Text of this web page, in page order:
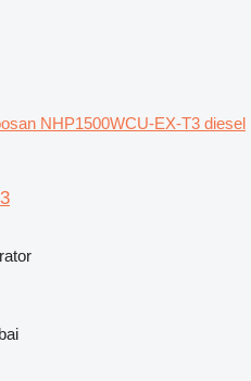
NHP1500WCU-EX-T3 diesel